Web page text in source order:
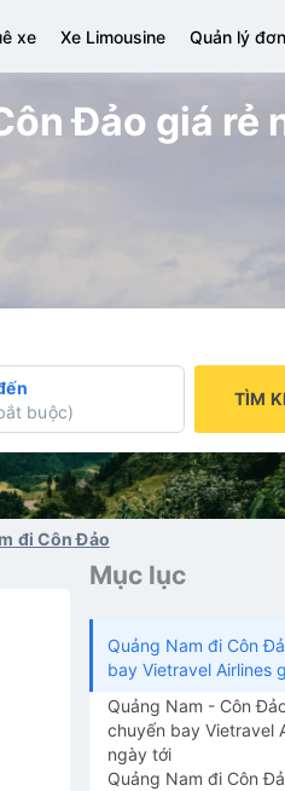
xe Xe Limousine Quản lý
Đảo giá rẻ
buộc)
TÌM
đi Côn Đảo
Mục lục
Quảng Nam đi Côn
bay Vietravel Airlines
Quảng Nam - Côn
chuyến bay Vietravel
ngày tới
Quảng Nam đi Côn